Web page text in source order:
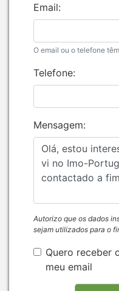
Email:
O email ou o telefone
Telefone:
Mensagem:
Autorizo que os dados
sejam utilizados para o
Quero receber
meu email